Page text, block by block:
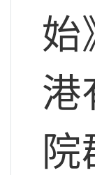
始
港